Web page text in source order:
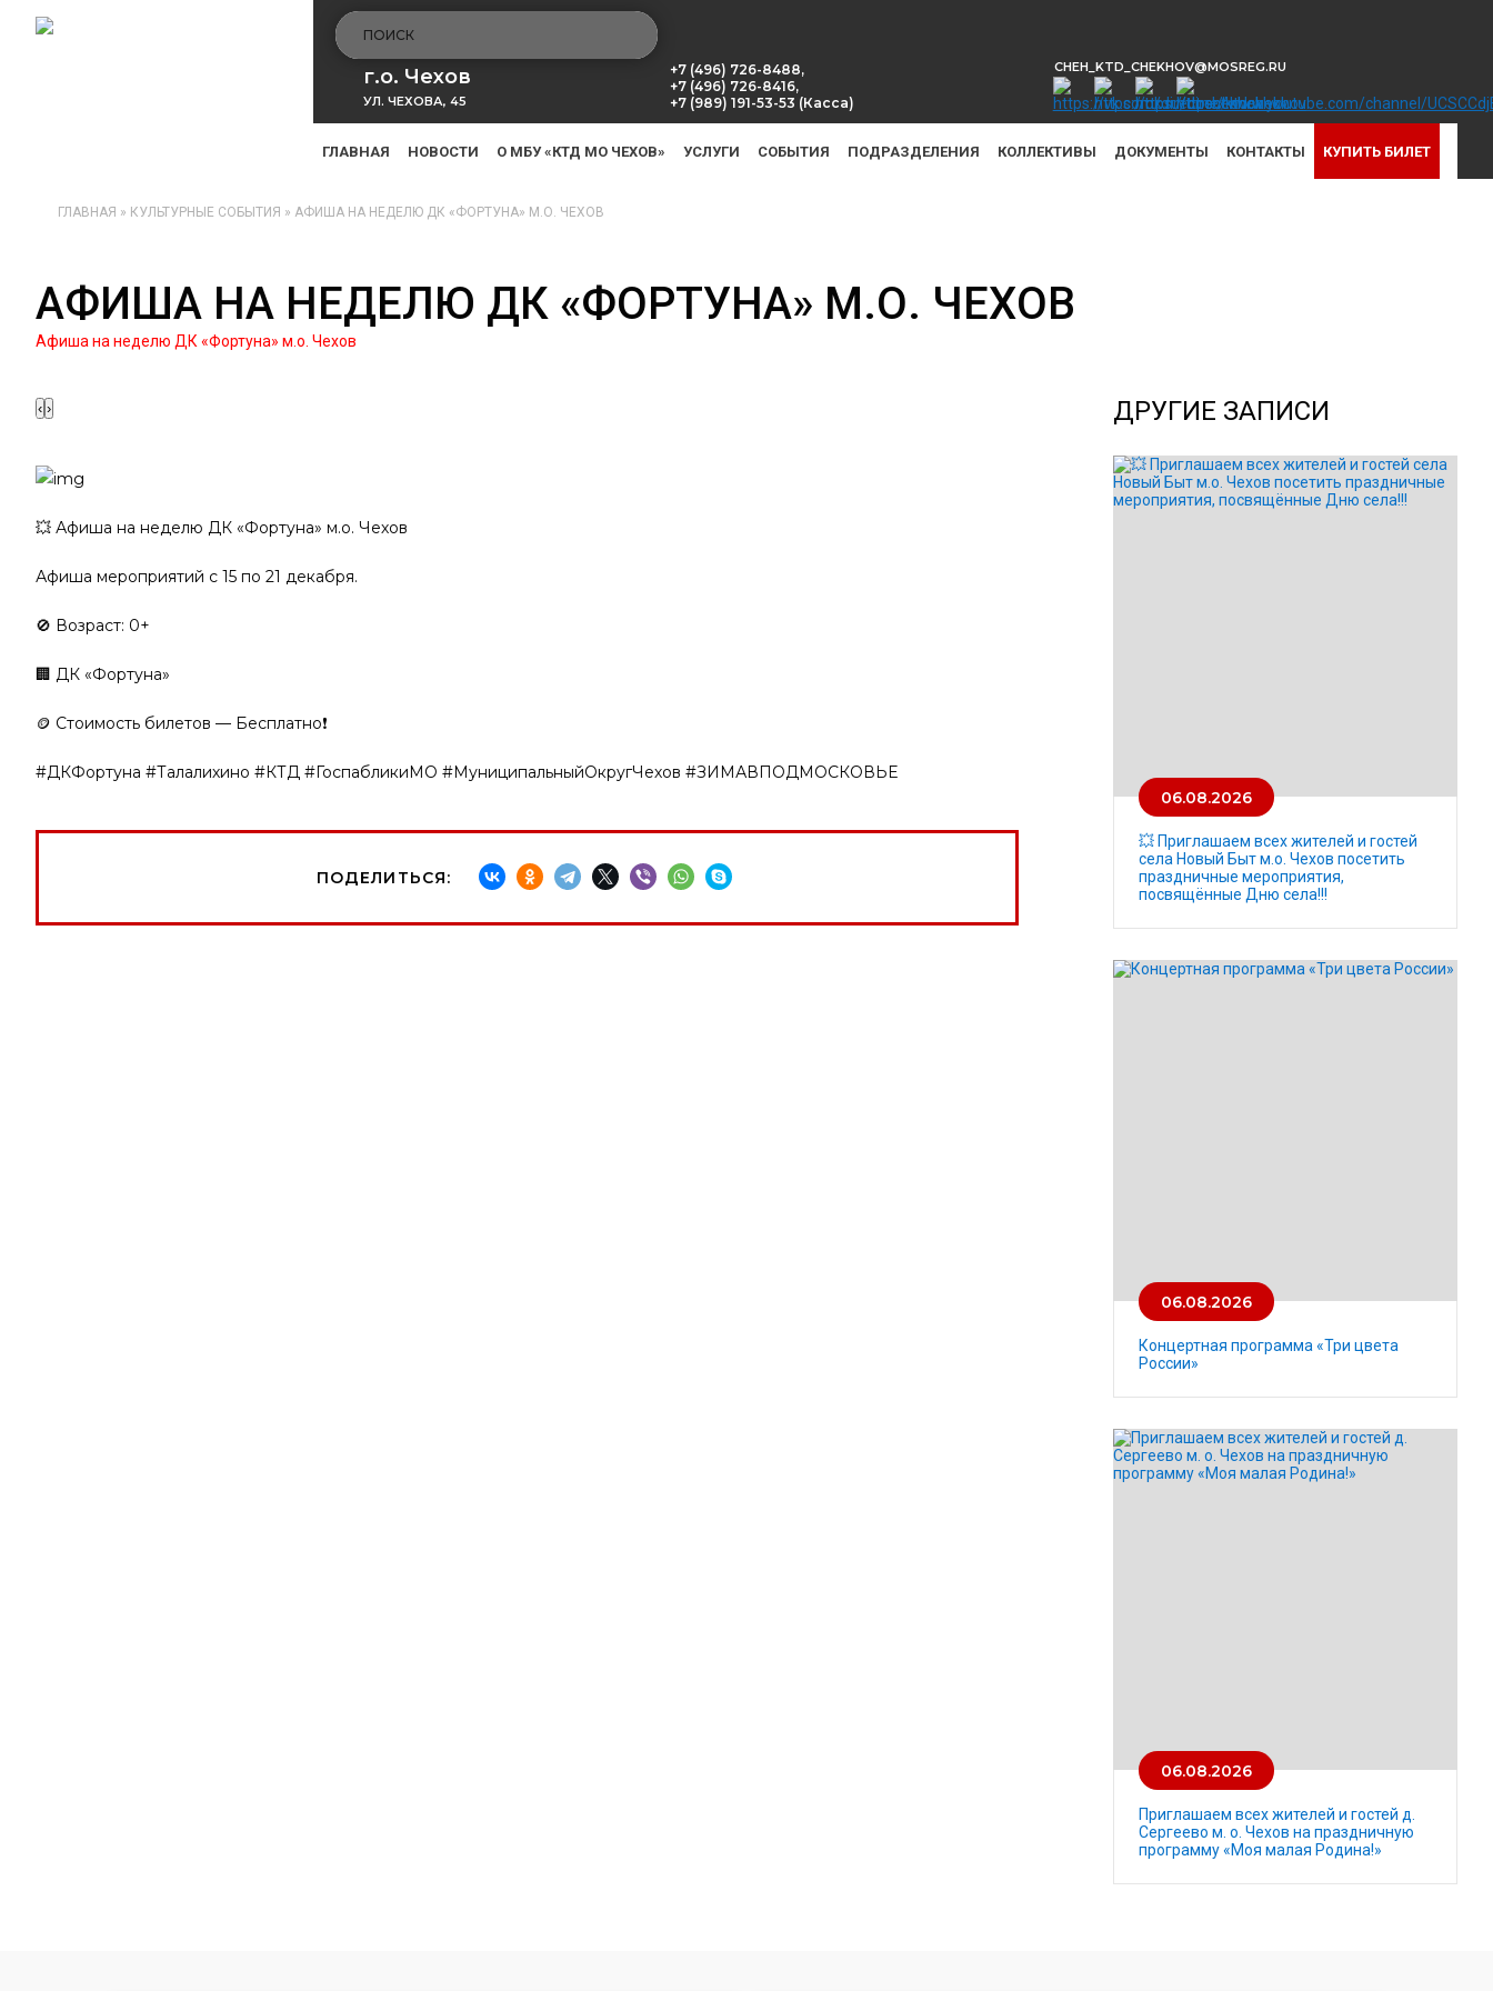
г.о. Чехов
УЛ. ЧЕХОВА, 45
+7 (496) 726-8488,
+7 (496) 726-8416,
+7 (989) 191-53-53 (Касса)
CHEH_KTD_CHEKHOV@MOSREG.RU
ГЛАВНАЯ НОВОСТИ О МБУ «КТД МО ЧЕХОВ» УСЛУГИ СОБЫТИЯ ПОДРАЗДЕЛЕНИЯ КОЛЛЕКТИВЫ ДОКУМЕНТЫ КОНТАКТЫ КУПИТЬ БИЛЕТ
ГЛАВНАЯ » КУЛЬТУРНЫЕ СОБЫТИЯ » АФИША НА НЕДЕЛЮ ДК «ФОРТУНА» М.О. ЧЕХОВ
АФИША НА НЕДЕЛЮ ДК «ФОРТУНА» М.О. ЧЕХОВ
Афиша на неделю ДК «Фортуна» м.о. Чехов
‹ ›
💥 Афиша на неделю ДК «Фортуна» м.о. Чехов
Афиша мероприятий с 15 по 21 декабря.
🚫 Возраст: 0+
🏢 ДК «Фортуна»
🪙 Стоимость билетов — Бесплатно❗️
#ДКФортуна #Талалихино #КТД #ГоспабликиМО #МуниципальныйОкругЧехов #ЗИМАВПОДМОСКОВЬЕ
ПОДЕЛИТЬСЯ:
ДРУГИЕ ЗАПИСИ
06.08.2026
💥 Приглашаем всех жителей и гостей
села Новый Быт м.о. Чехов посетить
праздничные мероприятия,
посвящённые Дню села!!!
06.08.2026
Концертная программа «Три цвета
России»
06.08.2026
Приглашаем всех жителей и гостей д.
Сергеево м. о. Чехов на праздничную
программу «Моя малая Родина!»